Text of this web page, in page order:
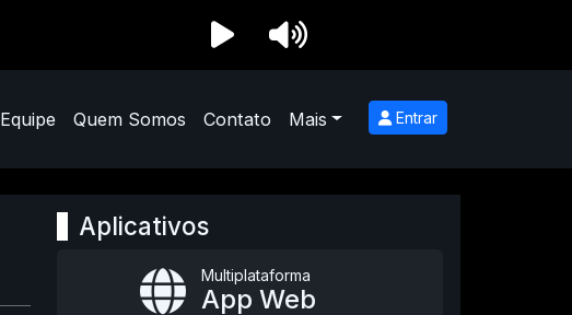
Equipe Quem Somos Contato Mais Entrar
Aplicativos
Multiplataforma
App Web